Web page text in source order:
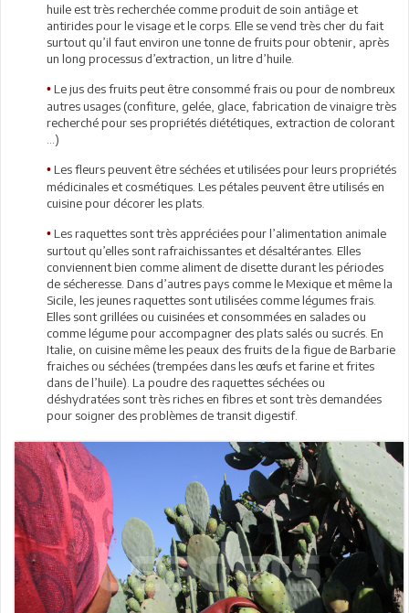
huile est très recherchée comme produit de soin antiâge et
antirides pour le visage et le corps. Elle se vend très cher du fait
surtout qu’il faut environ une tonne de fruits pour obtenir, après
un long processus d’extraction, un litre d’huile.
• Le jus des fruits peut être consommé frais ou pour de nombreux
autres usages (confiture, gelée, glace, fabrication de vinaigre très
recherché pour ses propriétés diététiques, extraction de colorant
…)
• Les fleurs peuvent être séchées et utilisées pour leurs propriétés
médicinales et cosmétiques. Les pétales peuvent être utilisés en
cuisine pour décorer les plats.
• Les raquettes sont très appréciées pour l’alimentation animale
surtout qu’elles sont rafraichissantes et désaltérantes. Elles
conviennent bien comme aliment de disette durant les périodes
de sécheresse. Dans d’autres pays comme le Mexique et même la
Sicile, les jeunes raquettes sont utilisées comme légumes frais.
Elles sont grillées ou cuisinées et consommées en salades ou
comme légume pour accompagner des plats salés ou sucrés. En
Italie, on cuisine même les peaux des fruits de la figue de Barbarie
fraiches ou séchées (trempées dans les œufs et farine et frites
dans de l’huile). La poudre des raquettes séchées ou
déshydratées sont très riches en fibres et sont très demandées
pour soigner des problèmes de transit digestif.